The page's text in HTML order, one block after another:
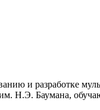
и разработке
Н.Э. Баумана,